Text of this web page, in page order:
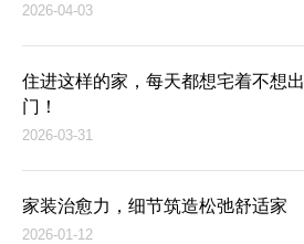
2026-04-03
住进这样的家，每天都想宅着不想出
门！
2026-03-31
家装治愈力，细节筑造松弛舒适家
2026-01-12